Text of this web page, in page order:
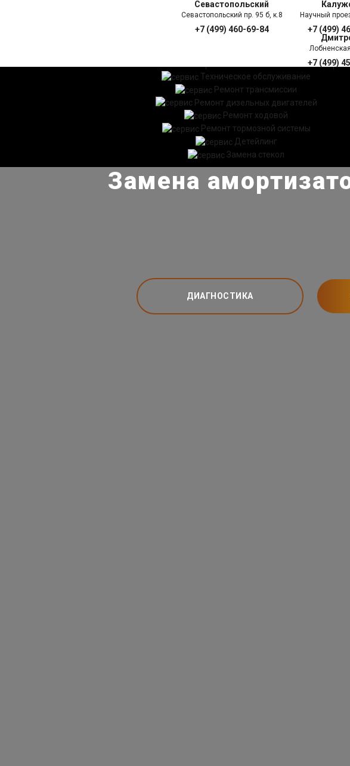
Севастопольский
Севастопольский пр. 95 б, к.8
+7 (499) 460-69-84
Научный
+7 (499)
+7 (499)
Техническое обслуживание
Ремонт трансмиссии
Ремонт дизельных двигателей
Ремонт ходовой
Ремонт тормозной системы
Детейлинг
Замена стекол
Замена
ДИАГНОСТИКА